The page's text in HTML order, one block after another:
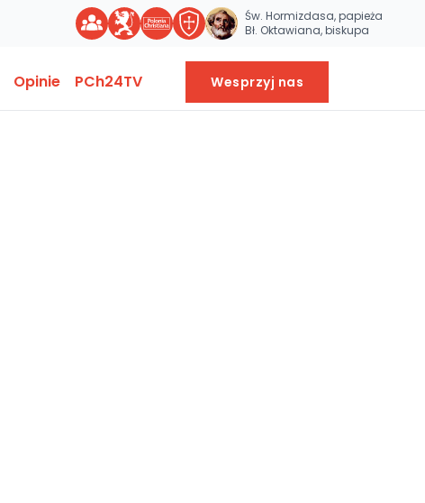
Św. Hormizdasa, papieża
Bł. Oktawiana, biskupa
Opinie PCh24TV Wesprzyj nas